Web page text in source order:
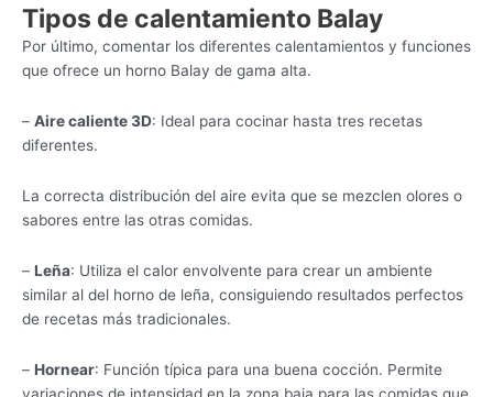
Tipos de calentamiento Balay
Por último, comentar los diferentes calentamientos y funciones
que ofrece un horno Balay de gama alta.
– Aire caliente 3D: Ideal para cocinar hasta tres recetas
diferentes.
La correcta distribución del aire evita que se mezclen olores o
sabores entre las otras comidas.
– Leña: Utiliza el calor envolvente para crear un ambiente
similar al del horno de leña, consiguiendo resultados perfectos
de recetas más tradicionales.
– Hornear: Función típica para una buena cocción. Permite